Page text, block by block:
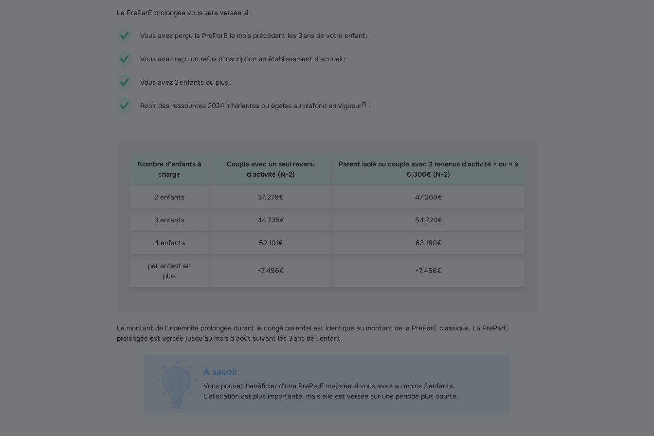
La PreParE prolongée vous sera versée si :
Vous avez perçu la PreParE le mois précédant les 3 ans de votre enfant ;
Vous avez reçu un refus d’inscription en établissement d’accueil ;
Vous avez 2 enfants ou plus ;
Avoir des ressources 2024 inférieures ou égales au plafond en vigueur(1) :
Nombre d'enfants à
charge
Couple avec un seul revenu
d'activité (N-2)
Parent isolé ou couple avec 2 revenus d'activité > ou = à
6.306€ (N-2)
2 enfants 37.279€ 47.268€
3 enfants 44.735€ 54.724€
4 enfants 52.191€ 62.180€
par enfant en
plus
+7.456€ +7.456€
Le montant de l’indemnité prolongée durant le congé parental est identique au montant de la PreParE classique. La PreParE
prolongée est versée jusqu’au mois d’août suivant les 3 ans de l’enfant.
À savoir
Vous pouvez bénéficier d’une PreParE majorée si vous avez au moins 3 enfants.
L’allocation est plus importante, mais elle est versée sur une période plus courte.